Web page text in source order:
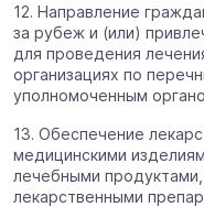
12. Направление
за рубеж и (или)
для проведения
организациях по
уполномоченным
13. Обеспечение
медицинскими
лечебными
лекарственными